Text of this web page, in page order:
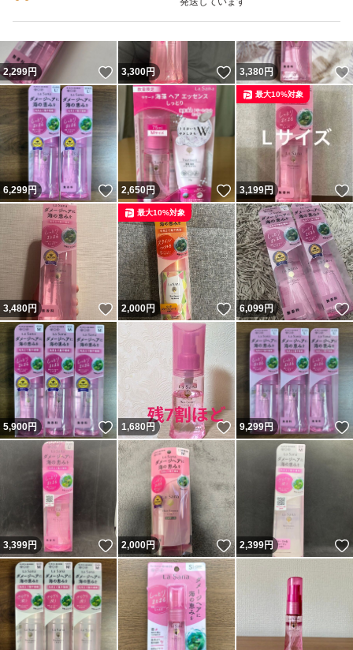
2,299円 いいね！
3,300円 いいね！
3,380円
6,299円 いいね！
2,650円 いいね！
3,199円
最大10%対象
3,480円 いいね！
2,000円 いいね！
最大10%対象
6,099円
5,900円 いいね！
1,680円 いいね！
9,299円
3,399円 いいね！
2,000円 いいね！
2,399円